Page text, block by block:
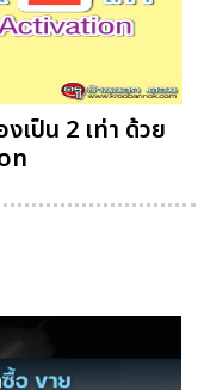
เป็น 2 เท่า ด้วย